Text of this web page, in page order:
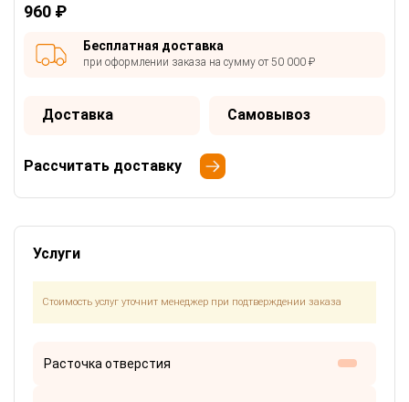
960 ₽
Бесплатная доставка
при оформлении заказа на сумму от 50 000 ₽
Доставка Самовывоз
Рассчитать доставку
Услуги
Стоимость услуг уточнит менеджер при подтверждении заказа
Расточка отверстия